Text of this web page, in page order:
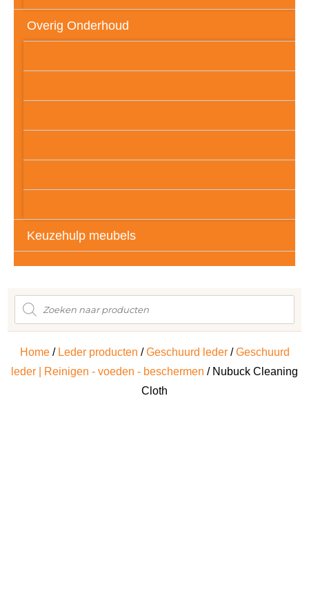
Overig Onderhoud
Keuzehulp meubels
Producten
zoeken
Home/ Leder producten /Geschuurd leder/Geschuurd
leder | Reinigen - voeden - beschermen / Nubuck Cleaning
Cloth